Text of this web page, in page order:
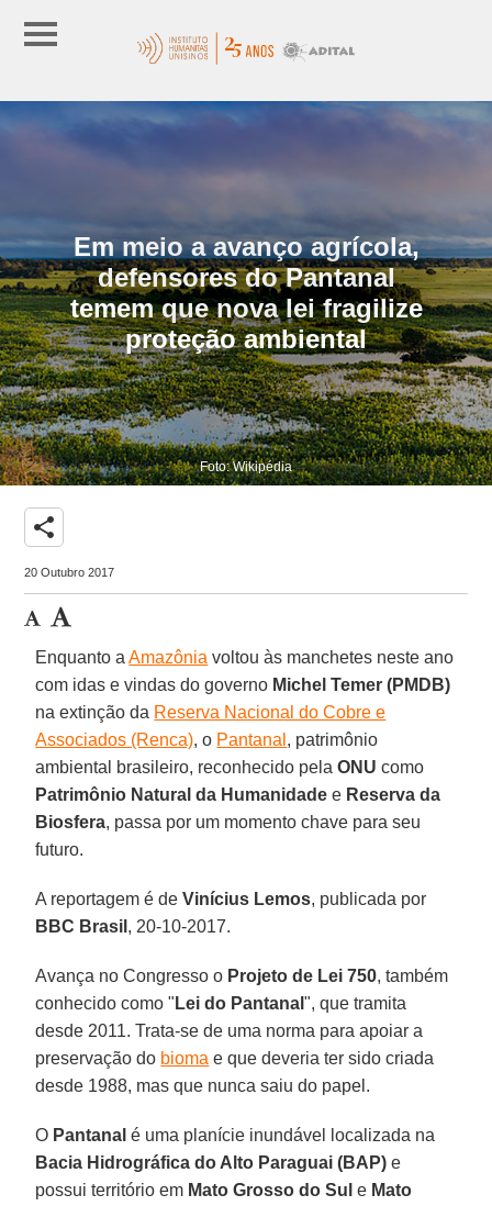
Em meio a avanço agrícola,
defensores do Pantanal
temem que nova lei fragilize
proteção ambiental
Foto: Wikipédia
share
20 Outubro 2017
Enquanto aAmazônia voltou às manchetes neste ano
com idas e vindas do governo Michel Temer (PMDB)
na extinção da Reserva Nacional do Cobre e
Associados (Renca), o Pantanal , patrimônio
ambiental brasileiro, reconhecido pelaONU como
Patrimônio Natural da Humanidade e Reserva da
Biosfera, passa por um momento chave para seu
futuro.
A reportagem é deVinícius Lemos, publicada por
BBC Brasil , 20-10-2017.
Avança no Congresso o Projeto de Lei 750, também
conhecido como " Lei do Pantanal", que tramita
desde 2011. Trata-se de uma norma para apoiar a
preservação do bioma e que deveria ter sido criada
desde 1988, mas que nunca saiu do papel.
O Pantanal é uma planície inundável localizada na
Bacia Hidrográfica do Alto Paraguai (BAP) e
possui território em Mato Grosso do Sul e Mato